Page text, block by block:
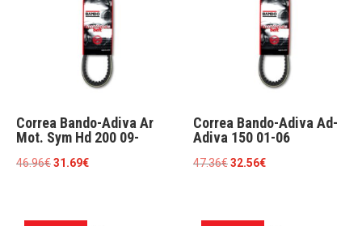
Correa Bando-Adiva Ar
Mot. Sym Hd 200 09-
46.96€El
31.69€El
Correa Bando-Adiva Ad-
Adiva 150 01-06
47.36€El
32.56€El